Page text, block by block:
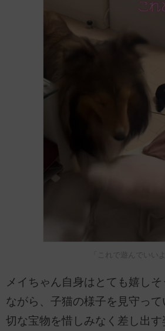
「これで遊んでいいよ
メイちゃん自身はとても嬉し
ながら、子猫の様子を見守っ
切な宝物を惜しみなく差し出